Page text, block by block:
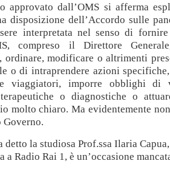
approvato dall’OMS si afferma
disposizione dell’Accordo sulle
interpretata nel senso di
compreso il Direttore
ordinare, modificare o altrimenti
o di intraprendere azioni
viaggiatori, imporre obblighi di
o diagnostiche o
molto chiaro. Ma evidentemente
detto la studiosa Prof.ssa Ilaria
a Radio Rai 1, è un’occasione